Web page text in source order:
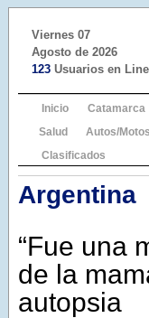
Viernes 07
Agosto de 2026
123 Usuarios en
Inicio Catamarca
Salud
Autos/Motos
Clasificados
Argentina
“Fue una
de la
autopsia